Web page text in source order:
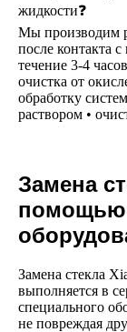
жидкости❓
Мы производим
после контакта
течение 3-4
очистка от
обработку
раствором •
Замена
помощью
Замена стекла
выполняется в
специального
не повреждая